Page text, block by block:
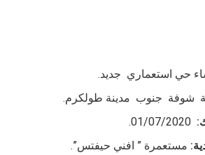
حي استعماري جديد.
شوفة جنوب مدينة طولكرم.
مستعمرة ” افني حيفتس”.